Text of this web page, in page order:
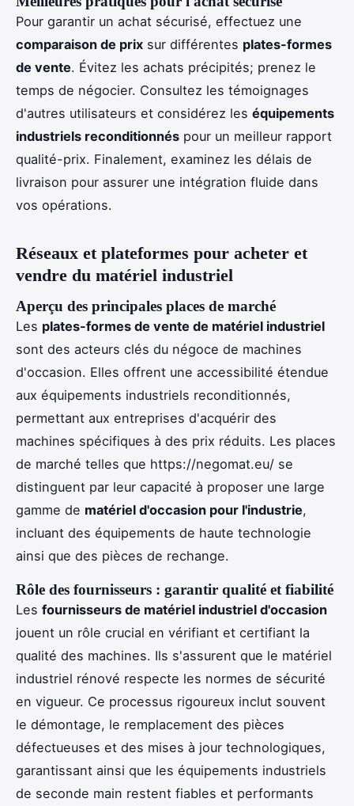
Pour garantir un achat sécurisé, effectuez une
comparaison de prix sur différentes plates-formes
de vente. Évitez les achats précipités; prenez le
temps de négocier. Consultez les témoignages
d'autres utilisateurs et considérez les équipements
industriels reconditionnés pour un meilleur rapport
qualité-prix. Finalement, examinez les délais de
livraison pour assurer une intégration fluide dans
vos opérations.
Réseaux et plateformes pour acheter et
vendre du matériel industriel
Aperçu des principales places de marché
Les plates-formes de vente de matériel industriel
sont des acteurs clés du négoce de machines
d'occasion. Elles offrent une accessibilité étendue
aux équipements industriels reconditionnés,
permettant aux entreprises d'acquérir des
machines spécifiques à des prix réduits. Les places
de marché telles que https://negomat.eu/ se
distinguent par leur capacité à proposer une large
gamme de matériel d'occasion pour l'industrie,
incluant des équipements de haute technologie
ainsi que des pièces de rechange.
Rôle des fournisseurs : garantir qualité et fiabilité
Les fournisseurs de matériel industriel d'occasion
jouent un rôle crucial en vérifiant et certifiant la
qualité des machines. Ils s'assurent que le matériel
industriel rénové respecte les normes de sécurité
en vigueur. Ce processus rigoureux inclut souvent
le démontage, le remplacement des pièces
défectueuses et des mises à jour technologiques,
garantissant ainsi que les équipements industriels
de seconde main restent fiables et performants